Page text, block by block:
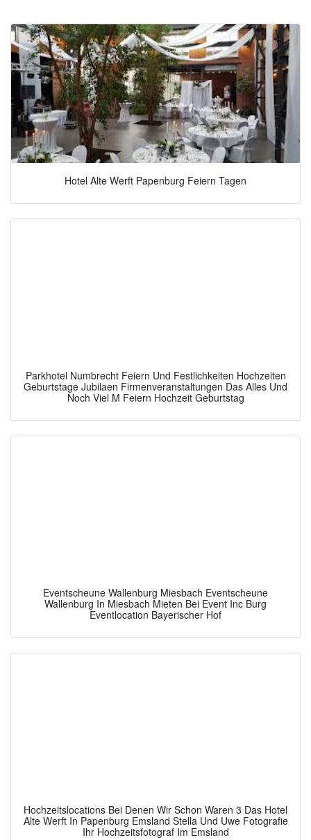
Hotel Alte Werft Papenburg Feiern Tagen
Parkhotel Numbrecht Feiern Und Festlichkeiten Hochzeiten
Geburtstage Jubilaen Firmenveranstaltungen Das Alles Und
Noch Viel M Feiern Hochzeit Geburtstag
Eventscheune Wallenburg Miesbach Eventscheune
Wallenburg In Miesbach Mieten Bei Event Inc Burg
Eventlocation Bayerischer Hof
Hochzeitslocations Bei Denen Wir Schon Waren 3 Das Hotel
Alte Werft In Papenburg Emsland Stella Und Uwe Fotografie
Ihr Hochzeitsfotograf Im Emsland